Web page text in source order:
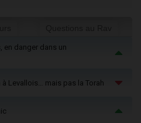
en danger dans un
à Levallois… mais pas la Torah